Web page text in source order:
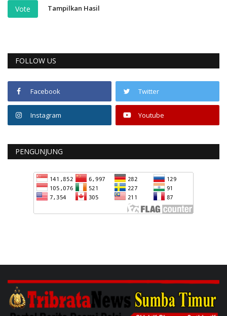
Vote Tampilkan Hasil
FOLLOW US
Facebook Twitter
Instagram Youtube
PENGUNJUNG